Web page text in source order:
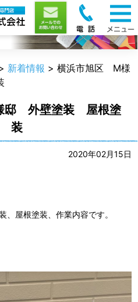
新着情報 > 横浜市旭区 M様
邸 外壁塗装 屋根塗
装
2020年02月15日
、屋根塗装、作業内容です。